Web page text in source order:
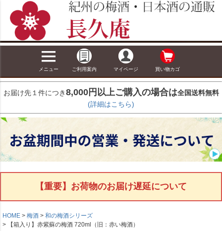
メニュー ご利用案内 マイページ 買い物カゴ
お届け先１件につき8,000円以上ご購入の場合は全国送料無料
(詳細はこちら)
【重要】お荷物のお届け遅延について
HOME 梅酒
和の梅酒シリーズ
【箱入り】赤紫蘇の梅酒 720ml（旧：赤い梅酒）